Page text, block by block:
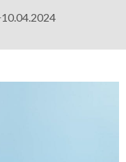
10.04.2024